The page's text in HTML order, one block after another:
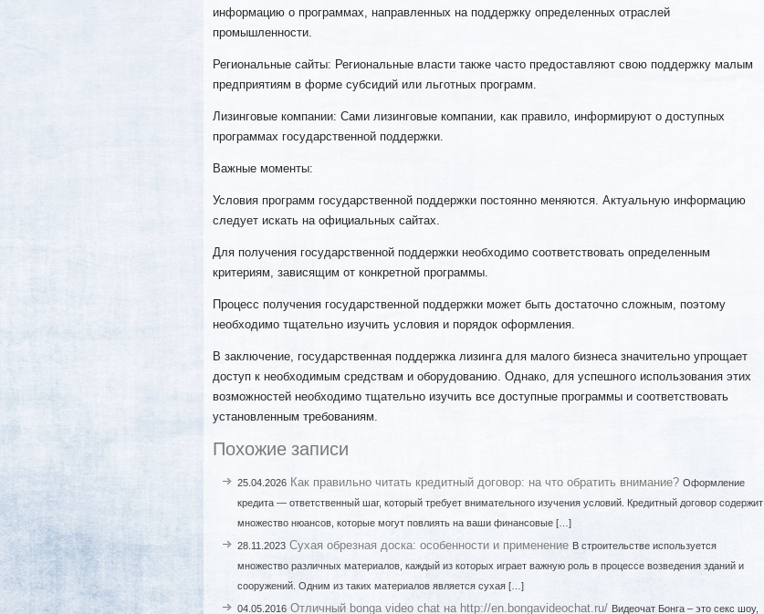
информацию о программах, направленных на поддержку определенных отраслей
промышленности.
Региональные сайты: Региональные власти также часто предоставляют свою поддержку малым
предприятиям в форме субсидий или льготных программ.
Лизинговые компании: Сами лизинговые компании, как правило, информируют о доступных
программах государственной поддержки.
Важные моменты:
Условия программ государственной поддержки постоянно меняются. Актуальную информацию
следует искать на официальных сайтах.
Для получения государственной поддержки необходимо соответствовать определенным
критериям, зависящим от конкретной программы.
Процесс получения государственной поддержки может быть достаточно сложным, поэтому
необходимо тщательно изучить условия и порядок оформления.
В заключение, государственная поддержка лизинга для малого бизнеса значительно упрощает
доступ к необходимым средствам и оборудованию. Однако, для успешного использования этих
возможностей необходимо тщательно изучить все доступные программы и соответствовать
установленным требованиям.
Похожие записи
25.04.2026 Как правильно читать кредитный договор: на что обратить внимание? Оформление
кредита — ответственный шаг, который требует внимательного изучения условий. Кредитный договор содержит
множество нюансов, которые могут повлиять на ваши финансовые […]
28.11.2023 Сухая обрезная доска: особенности и применение В строительстве используется
множество различных материалов, каждый из которых играет важную роль в процессе возведения зданий и
сооружений. Одним из таких материалов является сухая […]
04.05.2016 Отличный bonga video chat на http://en.bongavideochat.ru/ Видеочат Бонга – это секс шоу,